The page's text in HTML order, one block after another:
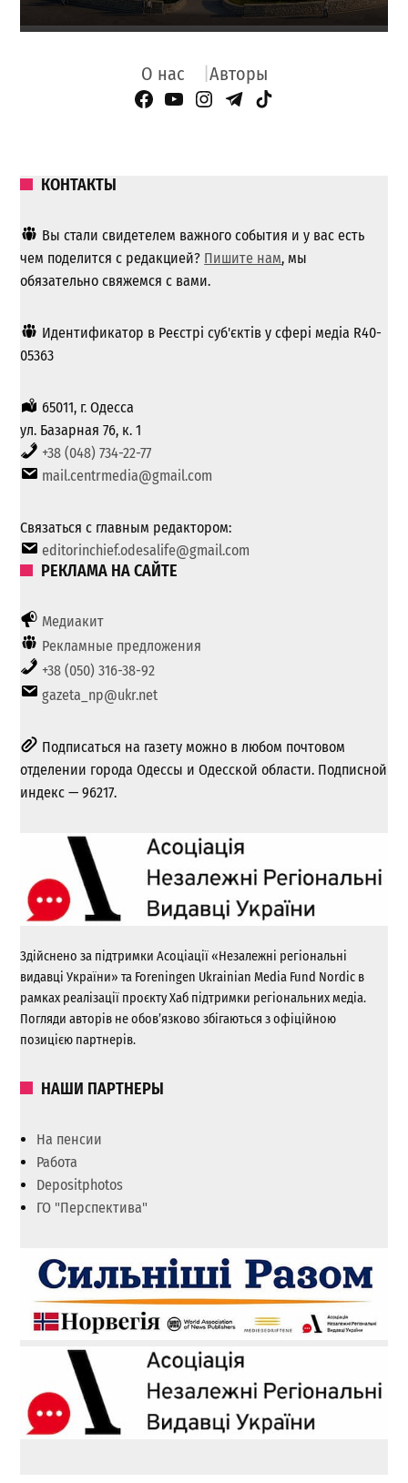
О нас Авторы
Facebook Page
YouTube
Instagram
Telegram
TikTok
КОНТАКТЫ
Вы стали свидетелем важного события и у вас есть
чем поделится с редакцией? Пишите нам, мы
обязательно свяжемся с вами.
Идентификатор в Реєстрі суб'єктів у сфері медіа R40-
05363
65011, г. Одесса
ул. Базарная 76, к. 1
+38 (048) 734-22-77
mail.centrmedia@gmail.com
Связаться с главным редактором:
editorinchief.odesalife@gmail.com
РЕКЛАМА НА САЙТЕ
Медиакит
Рекламные предложения
+38 (050) 316-38-92
gazeta_np@ukr.net
Подписаться на газету можно в любом почтовом
отделении города Одессы и Одесской области. Подписной
индекс — 96217.
Здійснено за підтримки Асоціації «Незалежні регіональні
видавці України» та Foreningen Ukrainian Media Fund Nordic в
рамках реалізації проєкту Хаб підтримки регіональних медіа.
Погляди авторів не обов’язково збігаються з офіційною
позицією партнерів.
НАШИ ПАРТНЕРЫ
На пенсии
Работа
Depositphotos
ГО "Перспектива"